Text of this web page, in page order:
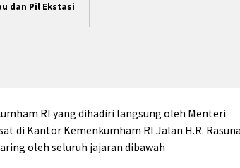
dan Pil Ekstasi
RI yang dihadiri langsung oleh Menteri
di Kantor Kemenkumham RI Jalan H.R. Rasuna
oleh seluruh jajaran dibawah